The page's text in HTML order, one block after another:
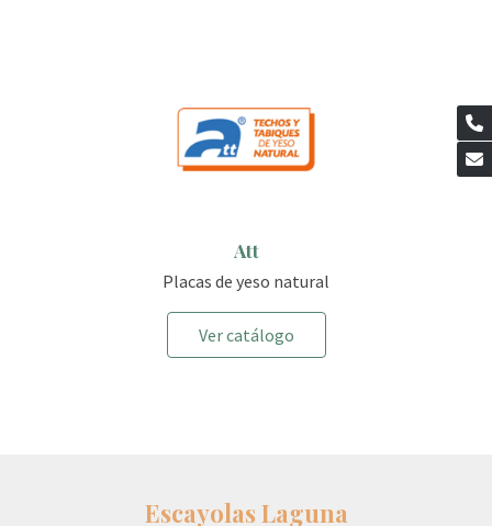
Att
Placas de yeso natural
Ver catálogo
Escayolas Laguna